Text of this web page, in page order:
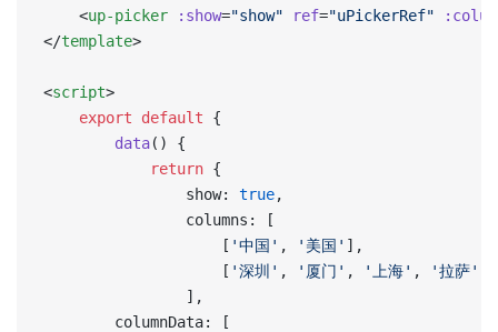
    <
up-picker :show="show" ref="uPickerRef"
</template>
<script>
	export
default {
		data
() {
			return
{
				show:
true,
                columns: [
                    [
'中国' , '美国' ],
                    [
'深圳' , '厦门' , '上海' , '拉萨'
				],
        columnData: [